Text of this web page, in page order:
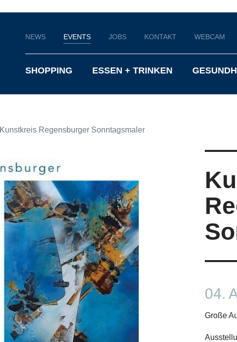
NEWS EVENTS JOBS KONTAKT WEBCAM
SHOPPING ESSEN + TRINKEN
Kunstkreis Regensburger Sonntagsmaler
04.
Große